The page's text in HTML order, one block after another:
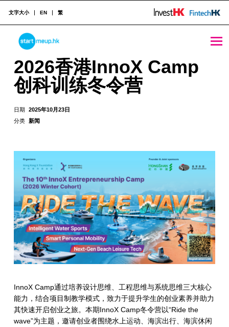
2026香港InnoX Camp创科训练冬令营 - StartmeupHK
STARTMEUPHK
STARTMEUPHK FESTIVAL IS THE LEADING STARTUP AND INNOVATION CONFERENCE EVENT IN HONG KONG
文字大小 EN 繁
2026香港InnoX Camp
创科训练冬令营
日期 2025年10月23日
分类 新闻
InnoX Camp通过培养设计思维、工程思维与系统思维三大核心
能力，结合项目制教学模式，致力于提升学生的创业素养并助力
其快速开启创业之旅。本期InnoX Camp冬令营以“Ride the
wave”为主题，邀请创业者围绕水上运动、海滨出行、海滨休闲